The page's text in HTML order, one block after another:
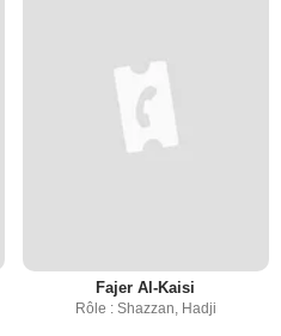
Fajer Al-Kaisi
Rôle : Shazzan, Hadji